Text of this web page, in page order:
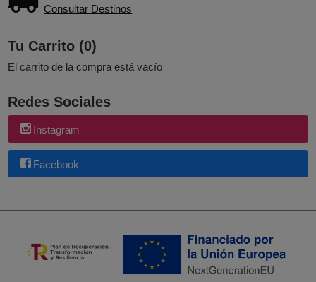
Consultar Destinos
Tu Carrito (0)
El carrito de la compra está vacío
Redes Sociales
Instagram
Facebook